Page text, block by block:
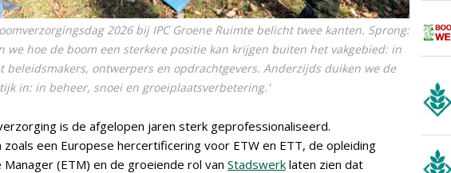
2026 bij IPC Groene Ruimte belicht twee kanten. Sprong:
we hoe de boom een sterkere positie kan krijgen buiten het vakgebied: in
beleidsmakers, ontwerpers en opdrachtgevers. Anderzijds duiken we de
in: in beheer, snoei en groeiplaatsverbetering.'
is de afgelopen jaren sterk geprofessionaliseerd.
zoals een Europese hercertificering voor ETW en ETT, de opleiding
Manager (ETM) en de groeiende rol van Stadswerk laten zien dat